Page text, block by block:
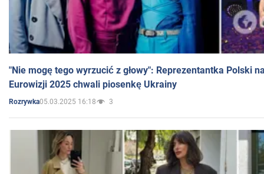
"Nie mogę tego wyrzucić z głowy": Reprezentantka Polski
Eurowizji 2025 chwali piosenkę Ukrainy
Rozrywka05.03.2025 16:18 3